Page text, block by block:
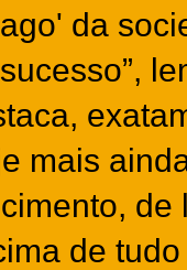
da
mais
de